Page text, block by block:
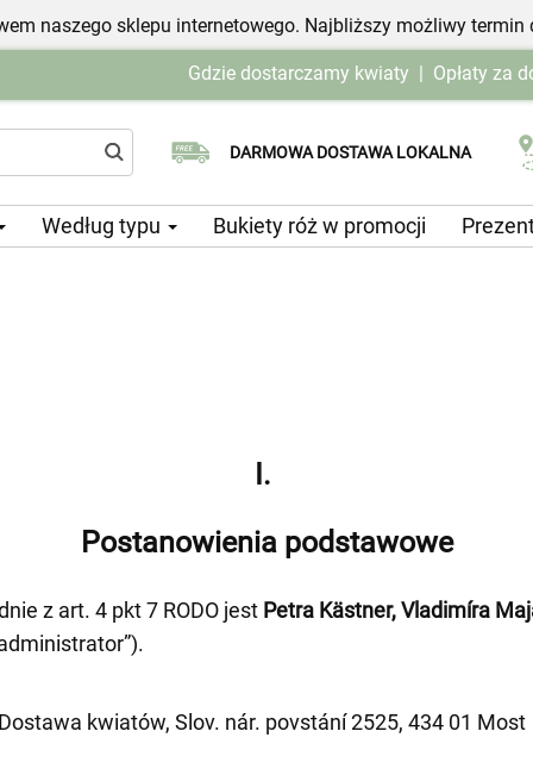
naszego sklepu internetowego. Najbliższy możliwy
Gdzie dostarczamy kwiaty | Opłaty za
DARMOWA DOSTAWA LOKALNA
Wybierz datę dostawy
Według typu Bukiety róż w promocji
I.
Postanowienia podstawowe
z art. 4 pkt 7 RODO jest Petra Kästner, Vladimíra
kwiatów, Slov. nár. povstání 2525, 434 01 Most